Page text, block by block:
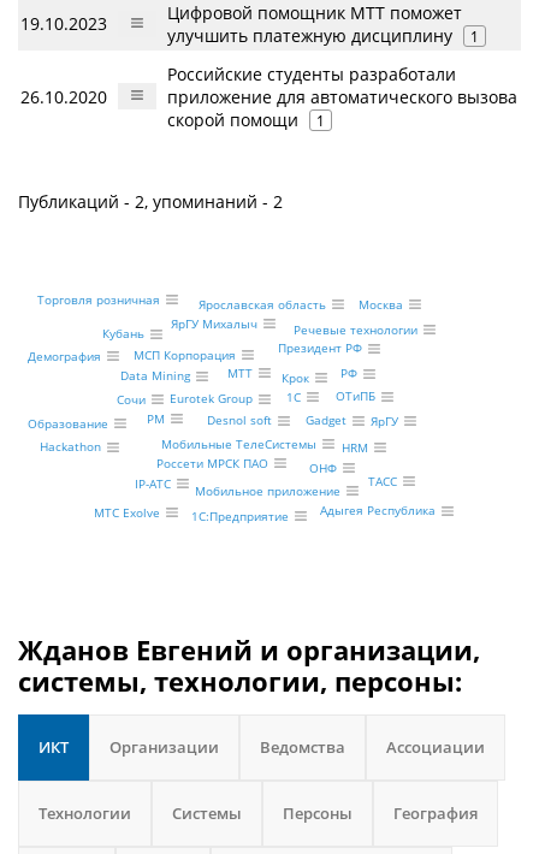
19.10.2023
Цифровой помощник МТТ поможет
улучшить платежную дисциплину
1
26.10.2020
Российские студенты разработали
приложение для автоматического вызова
скорой помощи
1
Публикаций - 2, упоминаний - 2
Desnol soft
Мобильные ТелеСистемы
1С
Крок
МТТ
Eurotek Group
Россети МРСК ПАО
Президент РФ
МСП Корпорация
ОНФ
Data Mining
Gadget
IP-АТС Мобильное приложение
PM
Речевые технологии
ОТиПБ
HRM
ЯрГУ Михалыч
МТС Exolve 1С:Предприятие
Кубань
Адыгея Республика
РФ
Москва
Сочи
Ярославская область
Торговля розничная
Демография
Образование
ТАСС
ЯрГУ
Hackathon
Жданов Евгений и организации,
системы, технологии, персоны:
ИКТ Организации Ведомства Ассоциации
Технологии Системы Персоны География